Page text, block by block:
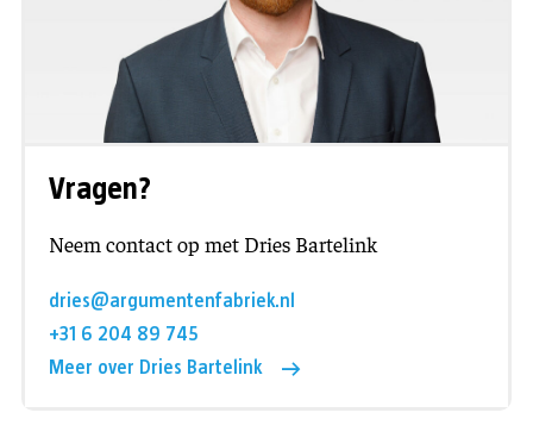
Vragen?
Neem contact op met Dries Bartelink
dries@argumentenfabriek.nl
+31 6 204 89 745
Meer over Dries Bartelink